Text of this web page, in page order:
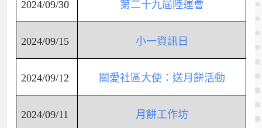
2024/09/30 第二十九屆陸運會
2024/09/15 小一資訊日
2024/09/12 關愛社區大使：送月餅活動
2024/09/11 月餅工作坊